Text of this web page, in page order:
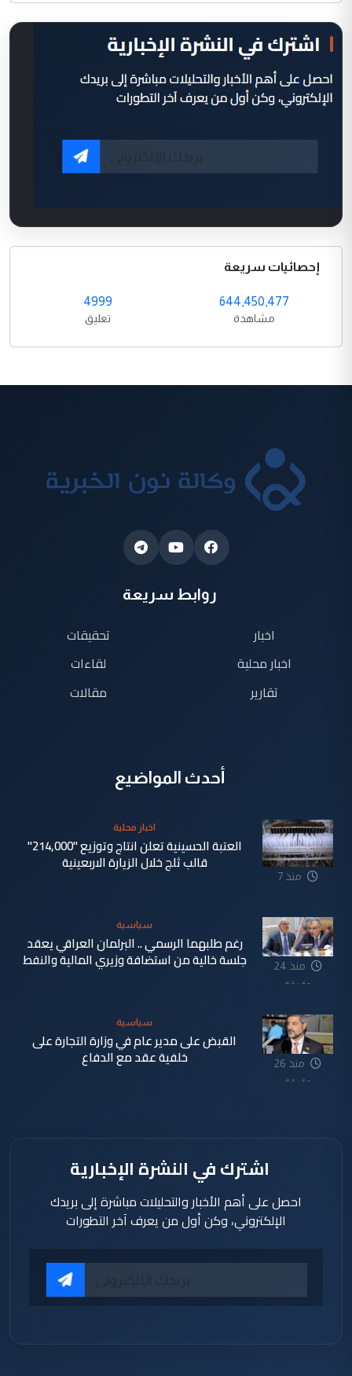
إحصائيات سريعة
644,450,477
مشاهدة
4999
تعليق
روابط سريعة
اخبار
اخبار محلية
تقارير
تحقيقات
لقاءات
مقالات
أحدث المواضيع
منذ 7
اخبار محلية
العتبة الحسينية تعلن انتاج وتوزيع "214,000"
قالب ثلج خلال الزيارة الاربعينية
منذ 24
دقيقة
سياسية
رغم طلبهما الرسمي .. البرلمان العراقي يعقد
جلسة خالية من استضافة وزيري المالية والنفط
منذ 26
دقيقة
سياسية
القبض على مدير عام في وزارة التجارة على
خلفية عقد مع الدفاع
اشترك في النشرة الإخبارية
احصل على أهم الأخبار والتحليلات مباشرة إلى بريدك
الإلكتروني، وكن أول من يعرف آخر التطورات